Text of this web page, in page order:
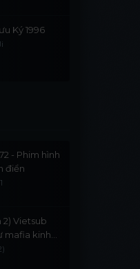
Lolita
Ký 1996
- Phim hình
điển
2) Vietsub
mafia kinh